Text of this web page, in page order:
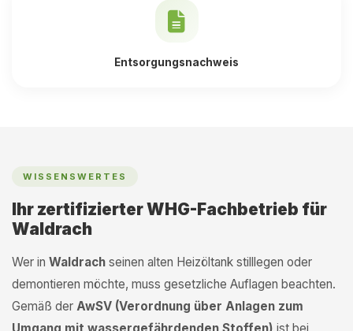
Entsorgungsnachweis
WISSENSWERTES
Ihr zertifizierter WHG-Fachbetrieb für
Waldrach
Wer in Waldrach seinen alten Heizöltank stilllegen oder
demontieren möchte, muss gesetzliche Auflagen beachten.
Gemäß der AwSV (Verordnung über Anlagen zum